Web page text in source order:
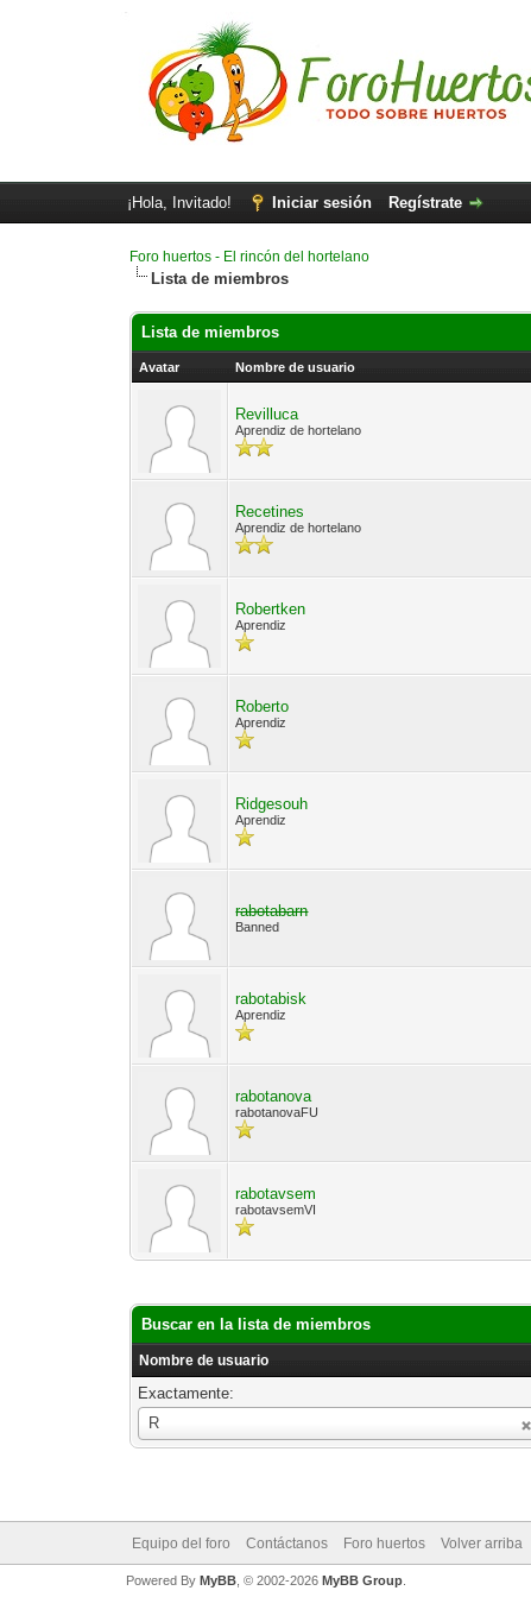
¡Hola, Invitado! Iniciar sesión Regístrate
Foro huertos - El rincón del hortelano
Lista de miembros
Lista de miembros
Avatar Nombre de usuario
Revilluca
Aprendiz de hortelano
Recetines
Aprendiz de hortelano
Robertken
Aprendiz
Roberto
Aprendiz
Ridgesouh
Aprendiz
rabotabarn
Banned
rabotabisk
Aprendiz
rabotanova
rabotanovaFU
rabotavsem
rabotavsemVI
Buscar en la lista de miembros
Nombre de usuario
Exactamente:
R
Nombre
de
usuario
Equipo del foro Contáctanos Foro huertos Volver arriba
Powered By MyBB, © 2002-2026 MyBB Group.